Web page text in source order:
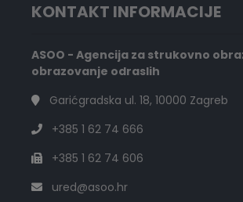
KONTAKT INFORMACIJE
ASOO - Agencija za strukovno
obrazovanje odraslih
Garićgradska ul. 18, 10000 Zagreb
+385 1 62 74 666
+385 1 62 74 606
ured@asoo.hr